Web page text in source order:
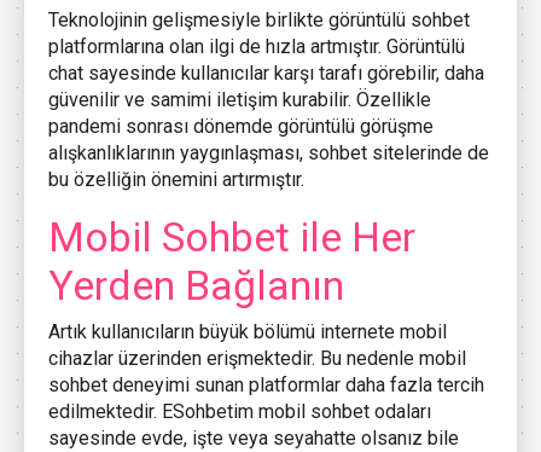
Teknolojinin gelişmesiyle birlikte görüntülü sohbet
platformlarına olan ilgi de hızla artmıştır. Görüntülü
chat sayesinde kullanıcılar karşı tarafı görebilir, daha
güvenilir ve samimi iletişim kurabilir. Özellikle
pandemi sonrası dönemde görüntülü görüşme
alışkanlıklarının yaygınlaşması, sohbet sitelerinde de
bu özelliğin önemini artırmıştır.
Mobil Sohbet ile Her
Yerden Bağlanın
Artık kullanıcıların büyük bölümü internete mobil
cihazlar üzerinden erişmektedir. Bu nedenle mobil
sohbet deneyimi sunan platformlar daha fazla tercih
edilmektedir. ESohbetim mobil sohbet odaları
sayesinde evde, işte veya seyahatte olsanız bile